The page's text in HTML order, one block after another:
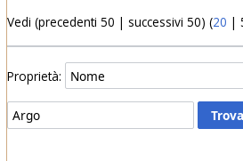
Vedi (precedenti 50 | successivi 50) (20 |
Proprietà: